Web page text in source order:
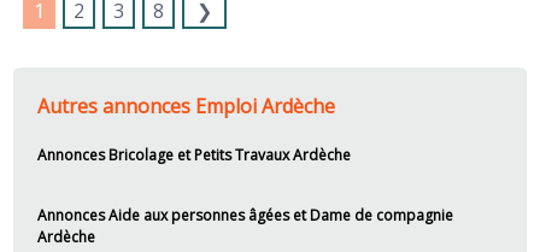
1 2 3 8 ❯
Autres annonces Emploi Ardèche
Annonces Bricolage et Petits Travaux Ardèche
Annonces Aide aux personnes âgées et Dame de compagnie
Ardèche